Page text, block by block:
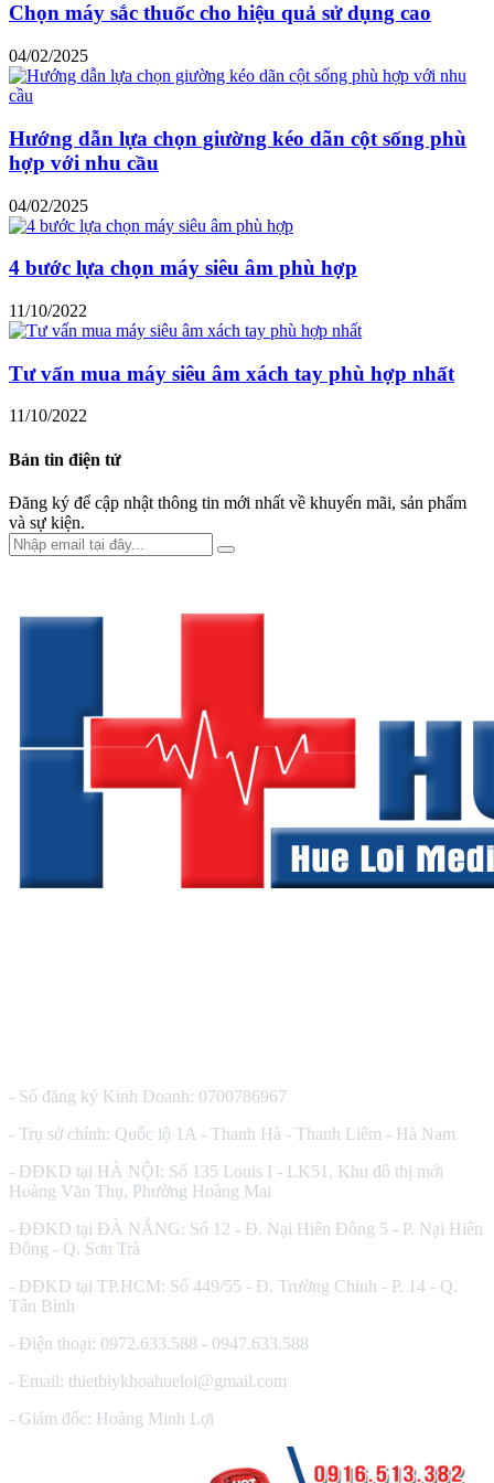
Chọn máy sắc thuốc cho hiệu quả sử dụng cao
04/02/2025
Hướng dẫn lựa chọn giường kéo dãn cột sống phù
hợp với nhu cầu
04/02/2025
4 bước lựa chọn máy siêu âm phù hợp
11/10/2022
Tư vấn mua máy siêu âm xách tay phù hợp nhất
11/10/2022
Bản tin điện tử
Đăng ký để cập nhật thông tin mới nhất về khuyến mãi, sản phẩm
và sự kiện.
- Số đăng ký Kinh Doanh: 0700786967
- Trụ sở chính: Quốc lộ 1A - Thanh Hà - Thanh Liêm - Hà Nam
- ĐĐKD tại HÀ NỘI: Số 135 Louis I - LK51, Khu đô thị mới
Hoàng Văn Thụ, Phường Hoàng Mai
- ĐĐKD tại ĐÀ NẴNG: Số 12 - Đ. Nại Hiên Đông 5 - P. Nại Hiên
Đông - Q. Sơn Trà
- ĐĐKD tại TP.HCM: Số 449/55 - Đ. Trường Chinh - P. 14 - Q.
Tân Bình
- Điện thoại: 0972.633.588 - 0947.633.588
- Email: thietbiykhoahueloi@gmail.com
- Giám đốc: Hoàng Minh Lợi